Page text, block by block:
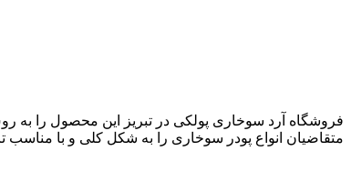
فروشگاه آرد سوخاری پولکی در تبریز این محصول را به
متقاضیان انواع پودر سوخاری را به شکل کلی و با مناسب